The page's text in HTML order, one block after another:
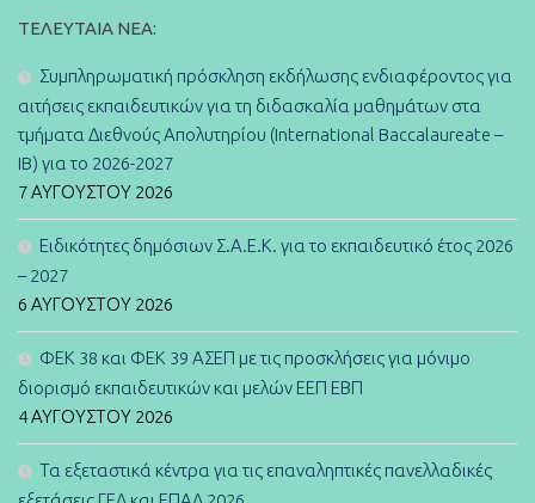
ΤΕΛΕΥΤΑΊΑ ΝΈΑ:
Συμπληρωματική πρόσκληση εκδήλωσης ενδιαφέροντος για
αιτήσεις εκπαιδευτικών για τη διδασκαλία μαθημάτων στα
τμήματα Διεθνούς Απολυτηρίου (International Baccalaureate –
IB) για το 2026-2027
7 ΑΥΓΟΎΣΤΟΥ 2026
Ειδικότητες δημόσιων Σ.Α.Ε.Κ. για το εκπαιδευτικό έτος 2026
– 2027
6 ΑΥΓΟΎΣΤΟΥ 2026
ΦΕΚ 38 και ΦΕΚ 39 ΑΣΕΠ με τις προσκλήσεις για μόνιμο
διορισμό εκπαιδευτικών και μελών ΕΕΠ ΕΒΠ
4 ΑΥΓΟΎΣΤΟΥ 2026
Τα εξεταστικά κέντρα για τις επαναληπτικές πανελλαδικές